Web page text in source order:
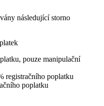
následující storno
pouze manipulační
registračního poplatku
poplatku